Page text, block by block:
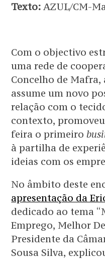
Texto: AZUL/CM-
Com o objectivo
uma rede de
Concelho de
assume um novo
relação com o
contexto,
feira o primeiro
à partilha de
ideias com os
No âmbito deste
apresentação da
dedicado ao tema
Emprego, Melhor
Presidente da
Sousa Silva,